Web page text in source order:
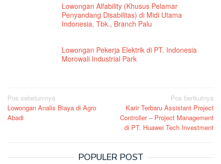
Lowongan Alfability (Khusus Pelamar
Penyandang Disabilitas) di Midi Utama
Indonesia, Tbk., Branch Palu
Lowongan Pekerja Elektrik di PT. Indonesia
Morowali Industrial Park
Navigasi
pos
Pos sebelumnya
Lowongan Analis Biaya di Agro
Abadi
Pos berikutnya
Karir Terbaru Assistant Project
Controller – Project Management
di PT. Huawei Tech Investment
POPULER POST